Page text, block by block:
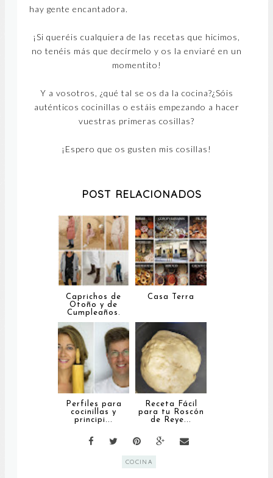
hay gente encantadora.
¡Si queréis cualquiera de las recetas que hicimos,
no tenéis más que decírmelo y os la enviaré en un
momentito!
Y a vosotros, ¿qué tal se os da la cocina?¿Sóis
auténticos cocinillas o estáis empezando a hacer
vuestras primeras cosillas?
¡Espero que os gusten mis cosillas!
POST RELACIONADOS
Caprichos de
Otoño y de
Cumpleaños.
Casa Terra
Perfiles para
cocinillas y
principi...
Receta Fácil
para tu Roscón
de Reye...
COCINA